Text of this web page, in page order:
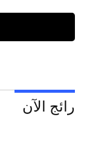
رائج الآن